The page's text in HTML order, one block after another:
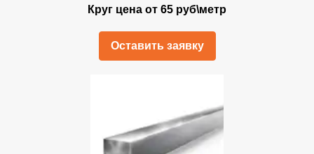
Круг цена от 65 руб\метр
Оставить заявку